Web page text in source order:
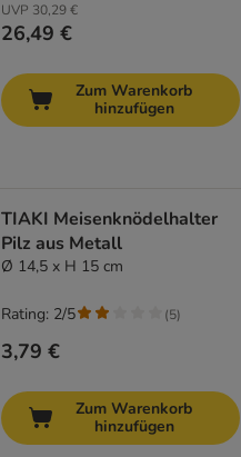
UVP 30,29 €
26,49 €
Zum Warenkorb
hinzufügen
TIAKI Meisenknödelhalter
Pilz aus Metall
Ø 14,5 x H 15 cm
3,79 €
Rating: 2/5 (5)
Zum Warenkorb
hinzufügen